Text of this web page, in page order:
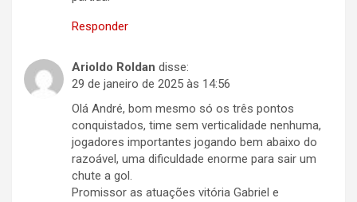
Responder
Arioldo Roldan disse:
29 de janeiro de 2025 às 14:56
Olá André, bom mesmo só os três pontos
conquistados, time sem verticalidade nenhuma,
jogadores importantes jogando bem abaixo do
razoável, uma dificuldade enorme para sair um
chute a gol.
Promissor as atuações vitória Gabriel e